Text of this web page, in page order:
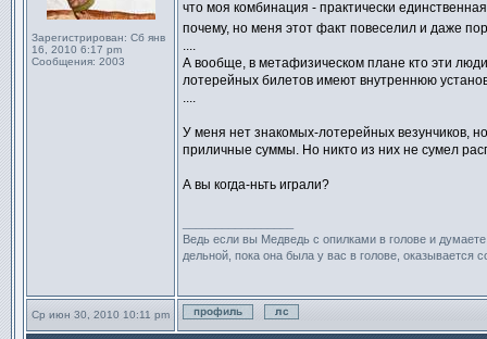
Зарегистрирован: Сб янв
16, 2010 6:17 pm
Сообщения: 2003
что моя комбинация - практически
почему, но меня этот факт повеселил и даже
....
А вообще, в метафизическом плане кто эти
лотерейных билетов имеют внутреннюю
....
У меня нет знакомых-лотерейных везунчиков,
приличные суммы. Но никто из них не сумел
А вы когда-ньть играли?
Ведь если вы Медведь с опилками в голове и
дельной, пока она была у вас в голове, оказывается
Ср июн 30, 2010 10:11 pm
Профиль
Отправить личное